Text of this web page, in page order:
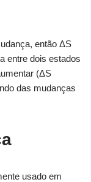
então ΔS
entre dois estados
(ΔS
das mudanças
usado em